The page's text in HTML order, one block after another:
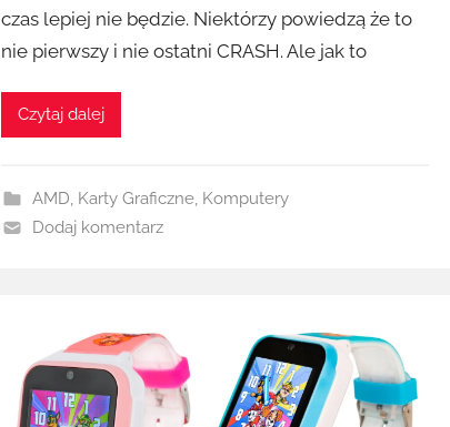
czas lepiej nie będzie. Niektórzy powiedzą że to
nie pierwszy i nie ostatni CRASH. Ale jak to
Czytaj dalej
AMD, Karty Graficzne, Komputery
Dodaj komentarz